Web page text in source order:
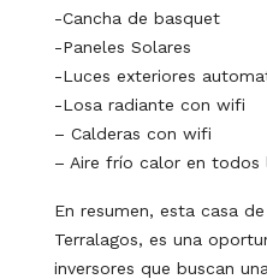
-Cancha de basquet
-Paneles Solares
-Luces exteriores
-Losa radiante con wifi
– Calderas con wifi
– Aire frío calor en todos
En resumen, esta casa
Terralagos, es una
inversores que buscan